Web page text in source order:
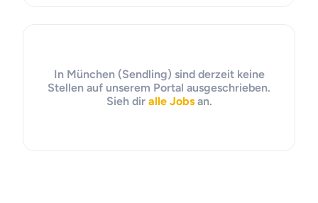
In München (Sendling) sind derzeit keine
Stellen auf unserem Portal ausgeschrieben.
Sieh dir alle Jobsan.